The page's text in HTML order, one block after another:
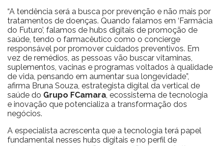
“A tendência será a busca por prevenção e não mais por
tratamentos de doenças. Quando falamos em ‘Farmácia
do Futuro’, falamos de hubs digitais de promoção de
saúde, tendo o farmacêutico como o concierge
responsável por promover cuidados preventivos. Em
vez de remédios, as pessoas vão buscar vitaminas,
suplementos, vacinas e programas voltados à qualidade
de vida, pensando em aumentar sua longevidade”,
afirma Bruna Souza, estrategista digital da vertical de
saúde do Grupo FCamara, ecossistema de tecnologia
e inovação que potencializa a transformação dos
negócios.
A especialista acrescenta que a tecnologia terá papel
fundamental nesses hubs digitais e no perfil de